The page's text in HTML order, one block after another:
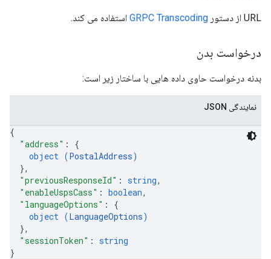
URL از دستور GRPC Transcoding استفاده می کند.
درخواست بدن
بدنه درخواست حاوی داده هایی با ساختار زیر است:
نمایندگی JSON
{
"address" : {
object (PostalAddress)
},
"previousResponseId" : string,
"enableUspsCass" : boolean,
"languageOptions" : {
object (LanguageOptions)
},
"sessionToken" : string
}